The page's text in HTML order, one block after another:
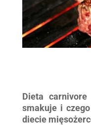
Dieta
smakuje i
diecie